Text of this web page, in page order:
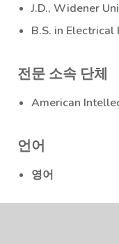
J.D., Widener
B.S. in Electrical
전문 소속 단체
American
언어
영어